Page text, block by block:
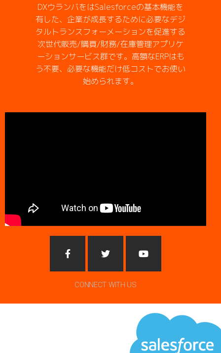
DXウランバをはSalesforceの基本機能を
有した、企業が成長するために必要なデジ
タルトランスフォーメーションを促進する
次世代販売/購買/財務/在庫管理アプリケ
ーションサービス群です。高額なERPはも
う不要、必要な機能だけ低コストでお使い
始められます。
CONNECT WITH US